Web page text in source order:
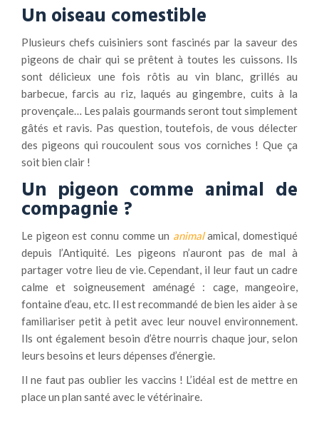
Un oiseau comestible
Plusieurs chefs cuisiniers sont fascinés par la saveur des
pigeons de chair qui se prêtent à toutes les cuissons. Ils
sont délicieux une fois rôtis au vin blanc, grillés au
barbecue, farcis au riz, laqués au gingembre, cuits à la
provençale… Les palais gourmands seront tout simplement
gâtés et ravis. Pas question, toutefois, de vous délecter
des pigeons qui roucoulent sous vos corniches ! Que ça
soit bien clair !
Un pigeon comme animal de
compagnie ?
Le pigeon est connu comme un animalamical, domestiqué
depuis l’Antiquité. Les pigeons n’auront pas de mal à
partager votre lieu de vie. Cependant, il leur faut un cadre
calme et soigneusement aménagé : cage, mangeoire,
fontaine d’eau, etc. Il est recommandé de bien les aider à se
familiariser petit à petit avec leur nouvel environnement.
Ils ont également besoin d’être nourris chaque jour, selon
leurs besoins et leurs dépenses d’énergie.
Il ne faut pas oublier les vaccins ! L’idéal est de mettre en
place un plan santé avec le vétérinaire.